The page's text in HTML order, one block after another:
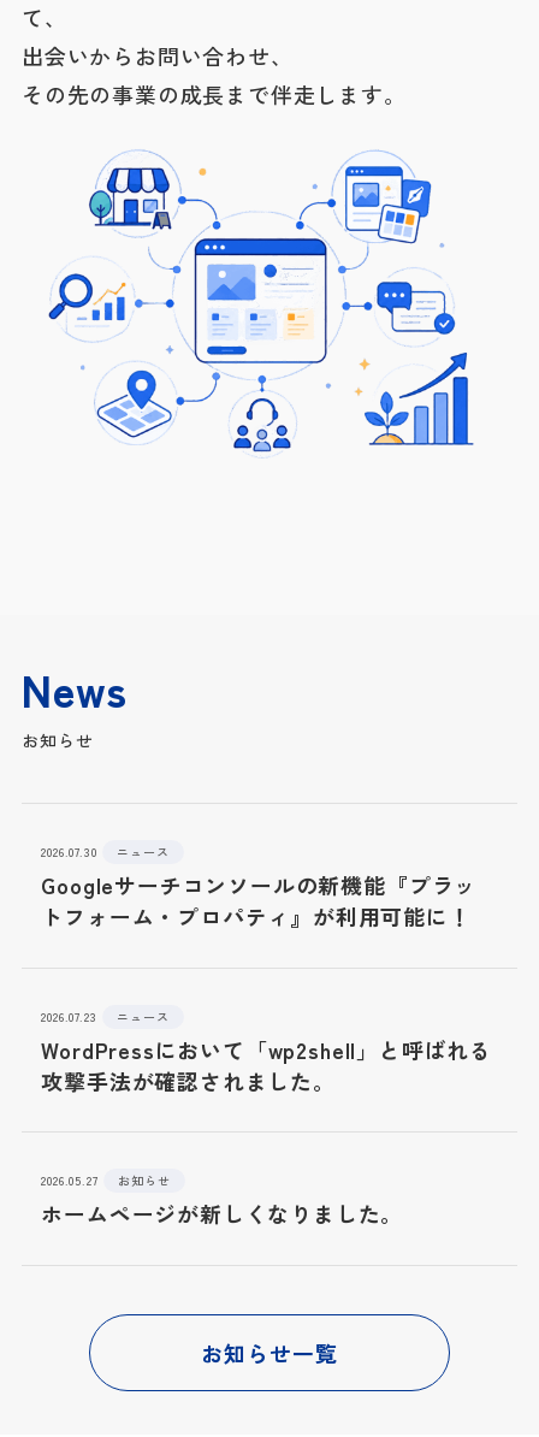
て、
出会いからお問い合わせ、
その先の事業の成長まで伴走します。
News
お知らせ
お知らせ一覧
2026.07.30 ニュース
Googleサーチコンソールの新機能『プラッ
トフォーム・プロパティ』が利用可能に！
2026.07.23 ニュース
WordPressにおいて「wp2shell」と呼ばれる
攻撃手法が確認されました。
2026.05.27 お知らせ
ホームページが新しくなりました。